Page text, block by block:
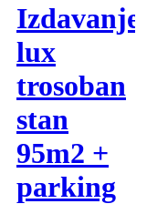
Izdavanje,
lux
trosoban
stan
95m2 +
parking